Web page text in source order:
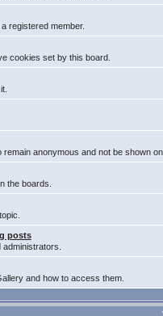
registered member.
cookies set by this board.
anonymous and not be shown
the boards.
posts
and how to access them.